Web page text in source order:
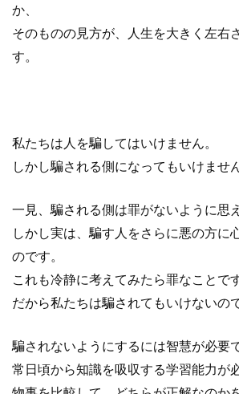
か、
そのものの見方が、人生を大きく左右
す。
私たちは人を騙してはいけません。
しかし騙される側になってもいけません
一見、騙される側は罪がないように思
しかし実は、騙す人をさらに悪の方に
のです。
これも冷静に考えてみたら罪なことです
だから私たちは騙されてもいけないの
騙されないようにするには智慧が必要
常日頃から知識を吸収する学習能力が